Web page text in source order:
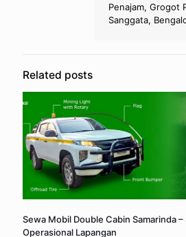
Penajam, Grogot
Sanggata,
Related posts
Sewa Mobil Double Cabin Samarinda
Operasional Lapangan